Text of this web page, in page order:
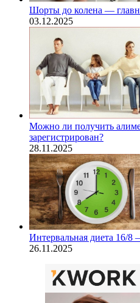
Шорты до колена —
03.12.2025
Можно ли получить
зарегистрирован?
28.11.2025
Интервальная диета 16/
26.11.2025